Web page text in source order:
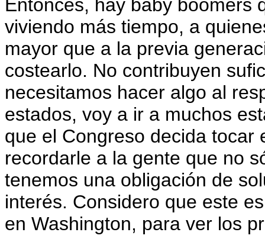
Entonces, hay baby boomers
viviendo más tiempo, a
mayor que a la previa
costearlo. No contribuyen
necesitamos hacer algo al
estados, voy a ir a muchos
que el Congreso decida tocar
recordarle a la gente que no
tenemos una obligación de
interés. Considero que este
en Washington, para ver los